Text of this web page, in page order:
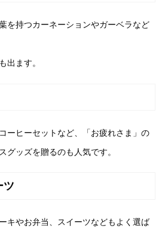
を持つカーネーションやガーベラなど
出ます。
ーヒーセットなど、「お疲れさま」の
グッズを贈るのも人気です。
ツ
キやお弁当、スイーツなどもよく選ば